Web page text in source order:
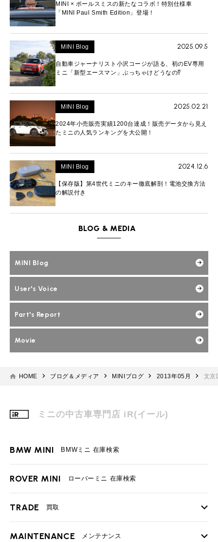
MINI × ポールスミスの新たなコラボ！特別仕様車
「MINI Paul Smith Edition」登場！
MINI Blog 2025.09.5
自動車ジャーナリスト小沢コージが語る、初のEV専用
ミニ「新型エースマン」ぶっちゃけどうなの⁉︎
MINI Blog 2025.02.21
2024年小売販売実績1200台達成！販売データから見え
たミニの人気ランキングを大公開！
MINI Blog 2024.12.6
【保存版】第4世代ミニのキー徹底解剖！電池交換方法
の解説付き
BLOG & MEDIA
MINI Blog
User's Voice
Part's Report
Movie
HOME ブログ＆メディア MINIブログ 2013年05月 文
ミニの中古車専門店 iR(イール)
BMW MINI BMWミニ 在庫検索
ROVER MINI ローバーミニ 在庫検索
TRADE 買取
TOP
MAINTENANCE メンテナンス